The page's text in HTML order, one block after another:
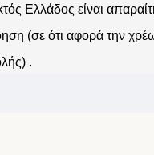
Ελλάδος είναι
(σε ότι αφορά την
.